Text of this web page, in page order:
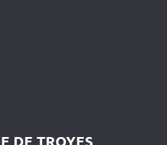
DE TROYES